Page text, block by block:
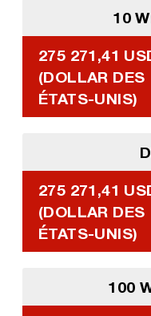
10
275 271,41
(DOLLAR DES
ÉTATS-UNIS)
275 271,41
(DOLLAR DES
ÉTATS-UNIS)
100